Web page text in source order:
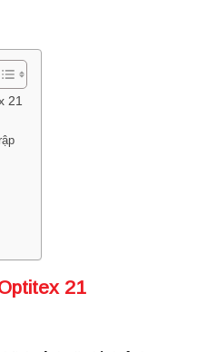
21
21